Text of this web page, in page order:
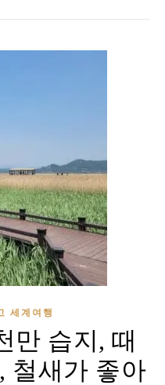
세계여행
만 습지, 때
철새가 좋아